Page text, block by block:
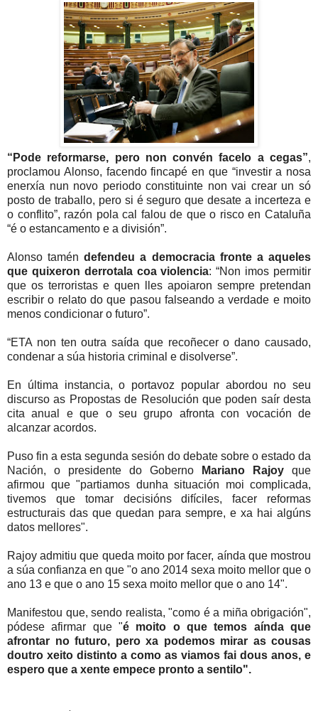
“Pode reformarse, pero non convén facelo a cegas”,
proclamou Alonso, facendo fincapé en que “investir a nosa
enerxía nun novo periodo constituinte non vai crear un só
posto de traballo, pero si é seguro que desate a incerteza e
o conflito”, razón pola cal falou de que o risco en Cataluña
“é o estancamento e a división”.
Alonso taméndefendeu a democracia fronte a aqueles
que quixeron derrotala coa violencia: “Non imos permitir
que os terroristas e quen lles apoiaron sempre pretendan
escribir o relato do que pasou falseando a verdade e moito
menos condicionar o futuro”.
“ETA non ten outra saída que recoñecer o dano causado,
condenar a súa historia criminal e disolverse”.
En última instancia, o portavoz popular abordou no seu
discurso as Propostas de Resolución que poden saír desta
cita anual e que o seu grupo afronta con vocación de
alcanzar acordos.
Puso fin a esta segunda sesión do debate sobre o estado da
Nación, o presidente do Goberno
Mariano Rajoy que
afirmou que "partiamos dunha situación moi complicada,
tivemos que tomar decisións difíciles, facer reformas
estructurais das que quedan para sempre, e xa hai algúns
datos mellores".
Rajoy admitiu que queda moito por facer, aínda que mostrou
a súa confianza en que "o ano 2014 sexa moito mellor que o
ano 13 e que o ano 15 sexa moito mellor que o ano 14".
Manifestou que, sendo realista, "como é a miña obrigación",
pódese afirmar que "é moito o que temos aínda que
afrontar no futuro, pero xa podemos mirar as cousas
doutro xeito distinto a como as viamos fai dous anos, e
espero que a xente empece pronto a sentilo".